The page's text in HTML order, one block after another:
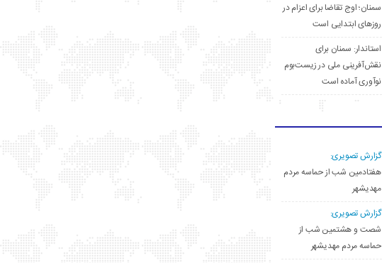
سمنان؛ اوج تقاضا برای اعزام در
روزهای ابتدایی است
استاندار: سمنان برای
نقش‌آفرینی ملی در زیست‌بوم
نوآوری آماده است
گزارش تصویری:
هفتادمین شب از حماسه مردم
مهدیشهر
گزارش تصویری:
شصت و هشتمین شب از
حماسه مردم مهدیشهر